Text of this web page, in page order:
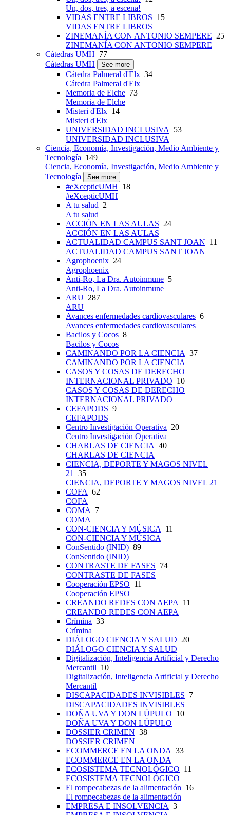
Un, dos, tres, a escena!
VIDAS ENTRE LIBROS 15
VIDAS ENTRE LIBROS
ZINEMANÍA CON ANTONIO SEMPERE 25
ZINEMANÍA CON ANTONIO SEMPERE
Cátedras UMH 77
Cátedras UMH
See more
Cátedra Palmeral d'Elx 34
Cátedra Palmeral d'Elx
Memoria de Elche 73
Memoria de Elche
Misteri d'Elx 14
Misteri d'Elx
UNIVERSIDAD INCLUSIVA
53
UNIVERSIDAD INCLUSIVA
Ciencia, Economía, Investigación, Medio Ambiente y
Tecnología 149
Ciencia, Economía, Investigación, Medio Ambiente y
Tecnología
See more
#eXcepticUMH 18
#eXcepticUMH
A tu salud 2
A tu salud
ACCIÓN EN LAS AULAS 24
ACCIÓN EN LAS AULAS
ACTUALIDAD CAMPUS SANT JOAN 11
ACTUALIDAD CAMPUS SANT JOAN
Agrophoenix 24
Agrophoenix
Anti-Ro, La Dra. Autoinmune 5
Anti-Ro, La Dra. Autoinmune
ARU 287
ARU
Avances enfermedades cardiovasculares 6
Avances enfermedades cardiovasculares
Bacilos y Cocos 8
Bacilos y Cocos
CAMINANDO POR LA CIENCIA 37
CAMINANDO POR LA CIENCIA
CASOS Y COSAS DE DERECHO
INTERNACIONAL PRIVADO 10
CASOS Y COSAS DE DERECHO
INTERNACIONAL PRIVADO
CEFAPODS 9
CEFAPODS
Centro Investigación Operativa 20
Centro Investigación Operativa
CHARLAS DE CIENCIA 40
CHARLAS DE CIENCIA
CIENCIA, DEPORTE Y MAGOS NIVEL
21
35
CIENCIA, DEPORTE Y MAGOS NIVEL 21
COFA 62
COFA
COMA
7
COMA
CON-CIENCIA Y MÚSICA
11
CON-CIENCIA Y MÚSICA
ConSentido (INID) 89
ConSentido (INID)
CONTRASTE DE FASES 74
CONTRASTE DE FASES
Cooperación EPSO 11
Cooperación EPSO
CREANDO REDES CON AEPA
11
CREANDO REDES CON AEPA
Crímina 33
Crímina
DIÁLOGO CIENCIA Y SALUD 20
DIÁLOGO CIENCIA Y SALUD
Digitalización, Inteligencia Artificial y Derecho
Mercantil 10
Digitalización, Inteligencia Artificial y Derecho
Mercantil
DISCAPACIDADES INVISIBLES 7
DISCAPACIDADES INVISIBLES
DOÑA UVA Y DON LÚPULO 10
DOÑA UVA Y DON LÚPULO
DOSSIER CRIMEN 38
DOSSIER CRIMEN
ECOMMERCE EN LA ONDA 33
ECOMMERCE EN LA ONDA
ECOSISTEMA TECNOLÓGICO 11
ECOSISTEMA TECNOLÓGICO
El rompecabezas de la alimentación 16
El rompecabezas de la alimentación
EMPRESA E INSOLVENCIA 3